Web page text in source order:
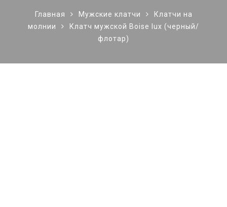
Главная Мужские клатчи
Клатчи на
молнии
Клатч мужской Boise lux (черный/
флотар)